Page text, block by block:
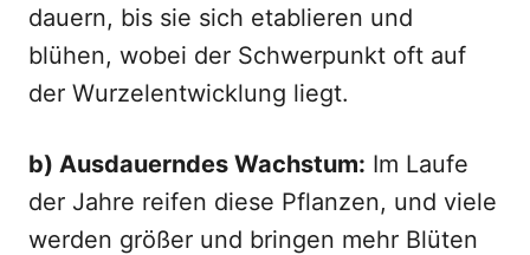
dauern, bis sie sich etablieren und
blühen, wobei der Schwerpunkt oft auf
der Wurzelentwicklung liegt.
b) Ausdauerndes Wachstum: Im Laufe
der Jahre reifen diese Pflanzen, und viele
werden größer und bringen mehr Blüten